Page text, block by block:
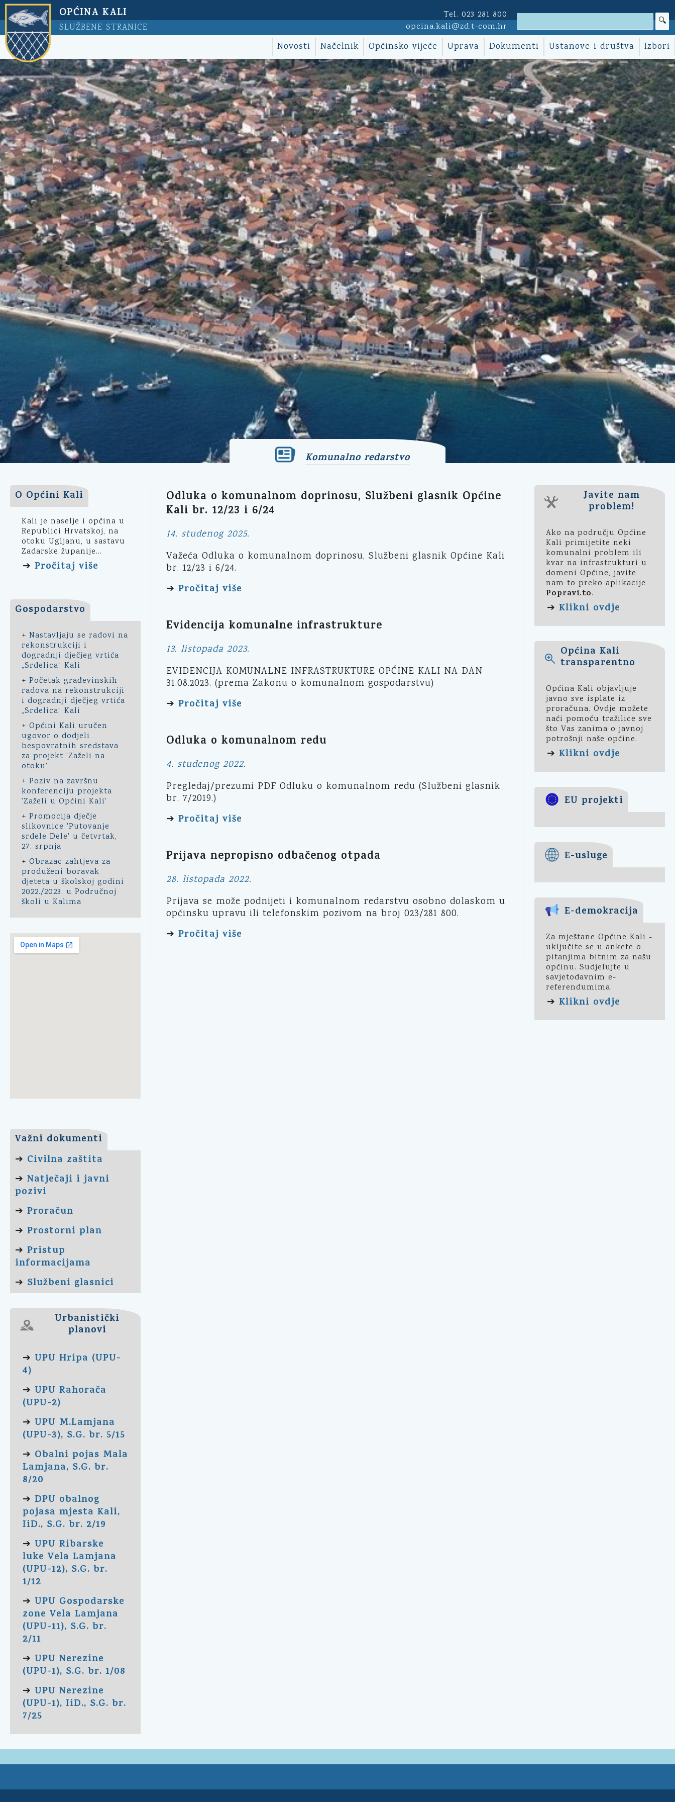
OPĆINA KALI
SLUŽBENE STRANICE
Tel. 023 281 800
opcina.kali@zd.t-com.hr
Novosti Načelnik Općinsko vijeće Uprava Dokumenti Ustanove i društva Izbori
Komunalno redarstvo
O Općini Kali
Kali je naselje i općina u
Republici Hrvatskoj, na
otoku Ugljanu, u sastavu
Zadarske županije...
➔ Pročitaj više
Gospodarstvo
+ Nastavljaju se radovi na
rekonstrukciji i
dogradnji dječjeg vrtića
„Srdelica“ Kali
+ Početak građevinskih
radova na rekonstrukciji
i dogradnji dječjeg vrtića
„Srdelica“ Kali
+ Općini Kali uručen
ugovor o dodjeli
bespovratnih sredstava
za projekt 'Zaželi na
otoku'
+ Poziv na završnu
konferenciju projekta
'Zaželi u Općini Kali'
+ Promocija dječje
slikovnice 'Putovanje
srdele Dele' u četvrtak,
27. srpnja
+ Obrazac zahtjeva za
produženi boravak
djeteta u školskoj godini
2022./2023. u Područnoj
školi u Kalima
Važni dokumenti
➔ Civilna zaštita
➔ Natječaji i javni
pozivi
➔ Proračun
➔ Prostorni plan
➔ Pristup
informacijama
➔ Službeni glasnici
Urbanistički
planovi
➔ UPU Hripa (UPU-
4)
➔ UPU Rahorača
(UPU-2)
➔ UPU M.Lamjana
(UPU-3), S.G. br. 5/15
➔ Obalni pojas Mala
Lamjana, S.G. br.
8/20
➔ DPU obalnog
pojasa mjesta Kali,
IiD., S.G. br. 2/19
➔ UPU Ribarske
luke Vela Lamjana
(UPU-12), S.G. br.
1/12
➔ UPU Gospodarske
zone Vela Lamjana
(UPU-11), S.G. br.
2/11
➔ UPU Nerezine
(UPU-1), S.G. br. 1/08
➔ UPU Nerezine
(UPU-1), IiD., S.G. br.
7/25
Odluka o komunalnom doprinosu, Službeni glasnik Općine
Kali br. 12/23 i 6/24
14. studenog 2025.
Važeća Odluka o komunalnom doprinosu, Službeni glasnik Općine Kali
br. 12/23 i 6/24.
➔ Pročitaj više
Evidencija komunalne infrastrukture
13. listopada 2023.
EVIDENCIJA KOMUNALNE INFRASTRUKTURE OPĆINE KALI NA DAN
31.08.2023. (prema Zakonu o komunalnom gospodarstvu)
➔ Pročitaj više
Odluka o komunalnom redu
4. studenog 2022.
Pregledaj/prezumi PDF Odluku o komunalnom redu (Službeni glasnik
br. 7/2019.)
➔ Pročitaj više
Prijava nepropisno odbačenog otpada
28. listopada 2022.
Prijava se može podnijeti i komunalnom redarstvu osobno dolaskom u
općinsku upravu ili telefonskim pozivom na broj 023/281 800.
➔ Pročitaj više
Javite nam
problem!
Ako na području Općine
Kali primijetite neki
komunalni problem ili
kvar na infrastrukturi u
domeni Općine, javite
nam to preko aplikacije
Popravi.to.
➔ Klikni ovdje
Općina Kali
transparentno
Općina Kali objavljuje
javno sve isplate iz
proračuna. Ovdje možete
naći pomoću tražilice sve
što Vas zanima o javnoj
potrošnji naše općine.
➔ Klikni ovdje
EU projekti
E-usluge
E-demokracija
Za mještane Općine Kali -
uključite se u ankete o
pitanjima bitnim za našu
općinu. Sudjelujte u
savjetodavnim e-
referendumima.
➔ Klikni ovdje